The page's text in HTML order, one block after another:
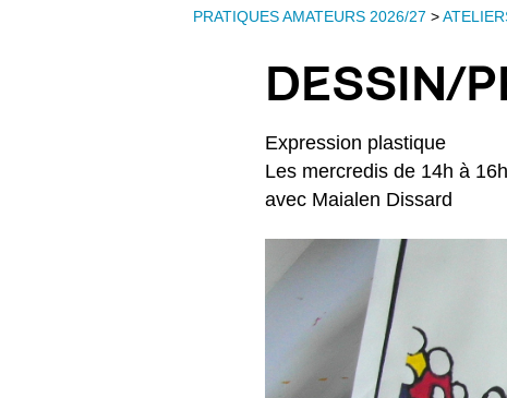
PRATIQUES AMATEURS 2026/27 >
DESSIN/
Expression plastique
Les mercredis de 14h à 16h
avec Maialen Dissard